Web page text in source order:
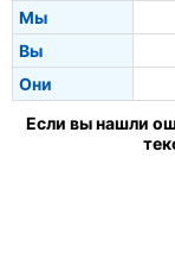
Мы
Вы
Они
Если вы нашли